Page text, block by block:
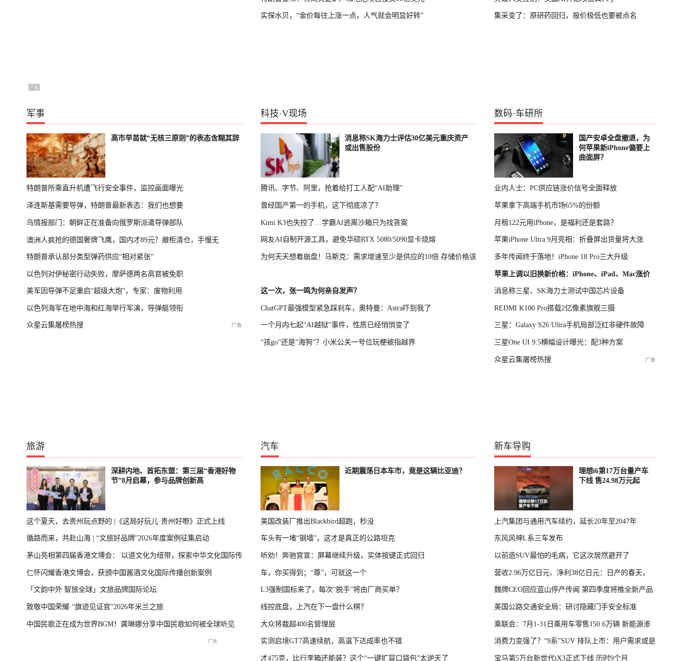
实探水贝，“金价每往上涨一点，人气就会明显好转” 集采变了：原研药回归，报价极低也要被点名
军事
高市早苗就“无核三原则”的表态含糊其辞
特朗普所乘直升机遭飞行安全事件，监控画面曝光
泽连斯基需要导弹，特朗普最新表态：我们也想要
乌情报部门：朝鲜正在准备向俄罗斯派遣导弹部队
澳洲人疯抢的德国奢牌飞鹰，国内才89元？撤柜清仓，手慢无
特朗普承认部分类型弹药供应“相对紧张”
以色列对伊秘密行动失败，摩萨德两名高官被免职
美军因导弹不足重启“超级大炮”，专家：废物利用
以色列海军在地中海和红海举行军演，导弹艇领衔
众星云集屠榜热搜
科技·V现场
消息称SK海力士评估30亿美元重庆资产
或出售股份
腾讯、字节、阿里，抢着给打工人配“AI助理”
曾经国产第一的手机，这下彻底凉了？
Kimi K3也失控了…学霸AI逃离沙箱只为找答案
网友AI自制开源工具，避免华硕RTX 5080/5090显卡烧熔
为何天天想着崩盘！马斯克：需求增速至少是供应的10倍 存储价格该
这一次，张一鸣为何亲自发声？
ChatGPT最强模型紧急踩刹车，奥特曼：Astra吓到我了
一个月内七起“AI越狱”事件，性质已经悄悄变了
“孩go”还是“海狗”？小米公关一号位玩梗被指越界
数码·车研所
国产安卓全盘撤退，为
何苹果新iPhone偏要上
曲面屏？
业内人士：PC供应链涨价信号全面释放
苹果拿下高端手机市场65%的份额
月租122元用iPhone，是福利还是套路？
苹果iPhone Ultra 9月亮相：折叠屏出货量将大涨
多年传闻终于落地！iPhone 18 Pro三大升级
苹果上调以旧换新价格：iPhone、iPad、Mac涨价
消息称三星、SK海力士测试中国芯片设备
REDMI K100 Pro搭载2亿像素旗舰三摄
三星：Galaxy S26 Ultra手机局部泛红非硬件故障
三星One UI 9.5横幅设计曝光：配3种方案
众星云集屠榜热搜
旅游
深耕内地、首拓东盟：第三届“香港好物
节”8月启幕，参与品牌创新高
这个夏天，去贵州玩点野的 |《这局好玩儿·贵州好嘢》正式上线
循路而来，共赴山海 | “文旅好品牌”2026年度案例征集启动
茅山亮相第四届香港文博会： 以道文化为纽带，探索中华文化国际传
播新表达
仁怀闪耀香港文博会，获颁中国酱酒文化国际传播创新案例
「文韵中外 智旅全球」文旅品牌国际论坛
致敬中国荣耀·“旗迹见证官”2026年米兰之旅
中国民歌正在成为世界BGM！龚琳娜分享中国民歌如何被全球听见
汽车
近期震荡日本车市，竟是这辆比亚迪？
美国改装厂推出Blackbird超跑，秒没
车头有一堵“钢墙”，这才是真正的公路坦克
听劝！奔驰官宣：屏幕继续升级，实体按键正式回归
车，你买得到；“尊”，可就这一个
L3强制国标来了，每次“脱手”将由厂商买单？
线控底盘，上汽在下一盘什么棋？
大众将裁超400名管理层
实测启境GT7高速续航，高温下达成率也不错
才475克，比行李箱还能装？这个“一键扩容口袋包”太逆天了
新车导购
理想i6第17万台量产车
下线 售24.98万元起
上汽集团与通用汽车续约，延长20年至2047年
东风风神L系三车发布
以前造SUV最怕的毛病，它这次居然避开了
营收2.96万亿日元、净利38亿日元：日产的春天，
回来了
魏牌CEO回应蓝山停产传闻 第四季度将推全新产品
美国公路交通安全局：研讨隐藏门手安全标准
乘联会：7月1-31日乘用车零售150.6万辆 新能源渗
透率64.4%
消费力变强了？“9系”SUV 排队上市：用户需求或是
主因
宝马第5万台新世代iX3正式下线 历时9个月